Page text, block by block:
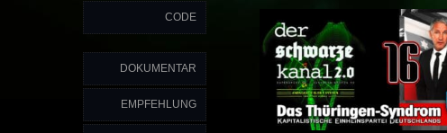
CODE
DOKUMENTAR
EMPFEHLUNG